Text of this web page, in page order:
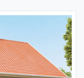
i
som standard
går ända ner till
det kommer till
just din